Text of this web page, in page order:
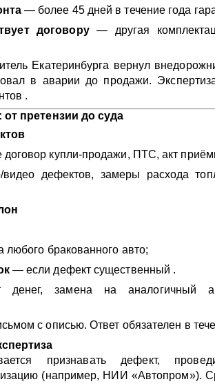
— более 45 дней в течение года
договору— другая
Екатеринбурга вернул
в аварии до продажи.
.
претензии до суда
договор купли-продажи, ПТС, акт
видео дефектов, замеры расхода
любого бракованного авто;
— если дефект существенный .
денег, замена на аналогичный
с описью. Ответ обязателен в
признавать дефект,
(например, НИИ «Автопром»).